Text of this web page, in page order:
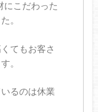
にこだわった
。
てもお客さ
。
るのは休業